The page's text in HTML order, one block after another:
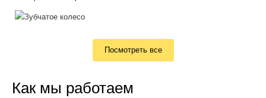
Посмотреть все
Как мы работаем